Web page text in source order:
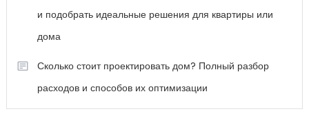
и подобрать идеальные решения для квартиры или
дома
Сколько стоит проектировать дом? Полный разбор
расходов и способов их оптимизации